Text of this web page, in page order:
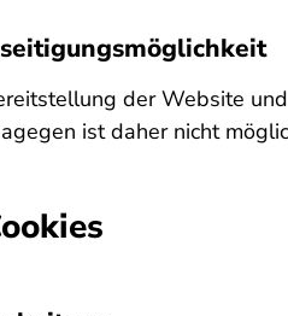
der Website
ist daher nicht